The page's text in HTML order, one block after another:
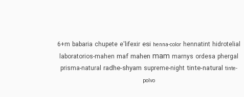
6+m babaria chupete e'lifexir esi henna-color hennatint hidrotelial
laboratorios-mahen maf mahen mam marnys ordesa phergal
prisma-natural radhe-shyam supreme-night tinte-natural
tinte-
polvo